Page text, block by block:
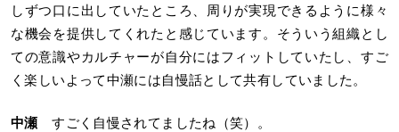
しずつ口に出していたところ、周りが実現できるように様々
な機会を提供してくれたと感じています。そういう組織とし
ての意識やカルチャーが自分にはフィットしていたし、すご
く楽しいよって中瀬には自慢話として共有していました。
中瀬 すごく自慢されてましたね（笑）。